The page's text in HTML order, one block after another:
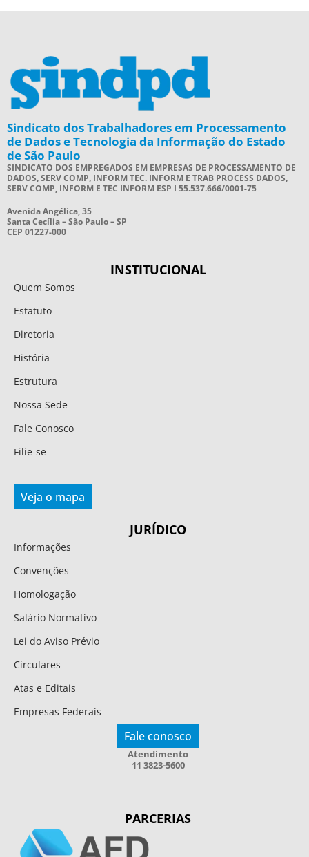
Sindicato dos Trabalhadores em Processamento
de Dados e Tecnologia da Informação do Estado
de São Paulo
SINDICATO DOS EMPREGADOS EM EMPRESAS DE PROCESSAMENTO DE
DADOS, SERV COMP, INFORM TEC. INFORM E TRAB PROCESS DADOS,
SERV COMP, INFORM E TEC INFORM ESP I 55.537.666/0001-75
Avenida Angélica, 35
Santa Cecília – São Paulo – SP
CEP 01227-000
INSTITUCIONAL
Quem Somos
Estatuto
Diretoria
História
Estrutura
Nossa Sede
Fale Conosco
Filie-se
Veja o mapa
JURÍDICO
Informações
Convenções
Homologação
Salário Normativo
Lei do Aviso Prévio
Circulares
Atas e Editais
Empresas Federais
Fale conosco
Atendimento
11 3823-5600
PARCERIAS